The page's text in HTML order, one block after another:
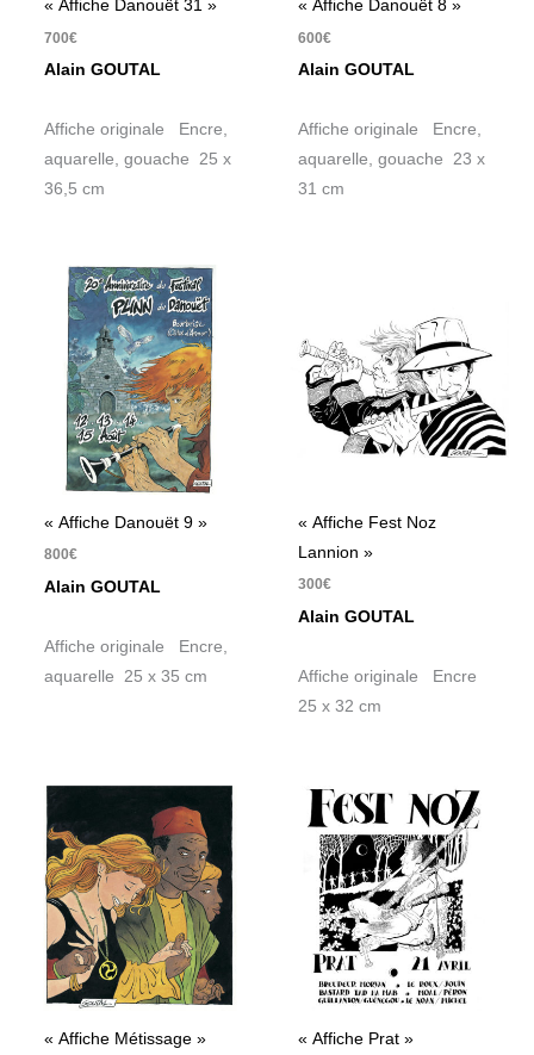
« Affiche Danouët 31 »
700€
Alain GOUTAL
Affiche originale Encre,
aquarelle, gouache 25 x
36,5 cm
« Affiche Danouët 8 »
600€
Alain GOUTAL
Affiche originale Encre,
aquarelle, gouache 23 x
31 cm
« Affiche Danouët 9 »
800€
Alain GOUTAL
Affiche originale Encre,
aquarelle 25 x 35 cm
« Affiche Fest Noz
Lannion »
300€
Alain GOUTAL
Affiche originale Encre
25 x 32 cm
« Affiche Métissage » « Affiche Prat »